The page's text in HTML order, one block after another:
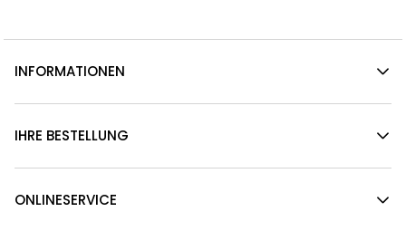
INFORMATIONEN
IHRE BESTELLUNG
ONLINESERVICE